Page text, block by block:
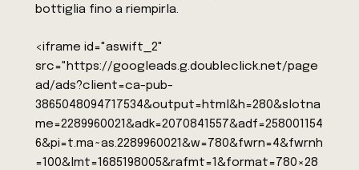
bottiglia fino a riempirla.
<iframe id="aswift_2"
src="https://googleads.g.doubleclick.net/page
ad/ads?client=ca-pub-
3865048094717534&output=html&h=280&slotna
me=2289960021&adk=2070841557&adf=258001154
6&pi=t.ma~as.2289960021&w=780&fwrn=4&fwrnh
=100&lmt=1685198005&rafmt=1&format=780×28